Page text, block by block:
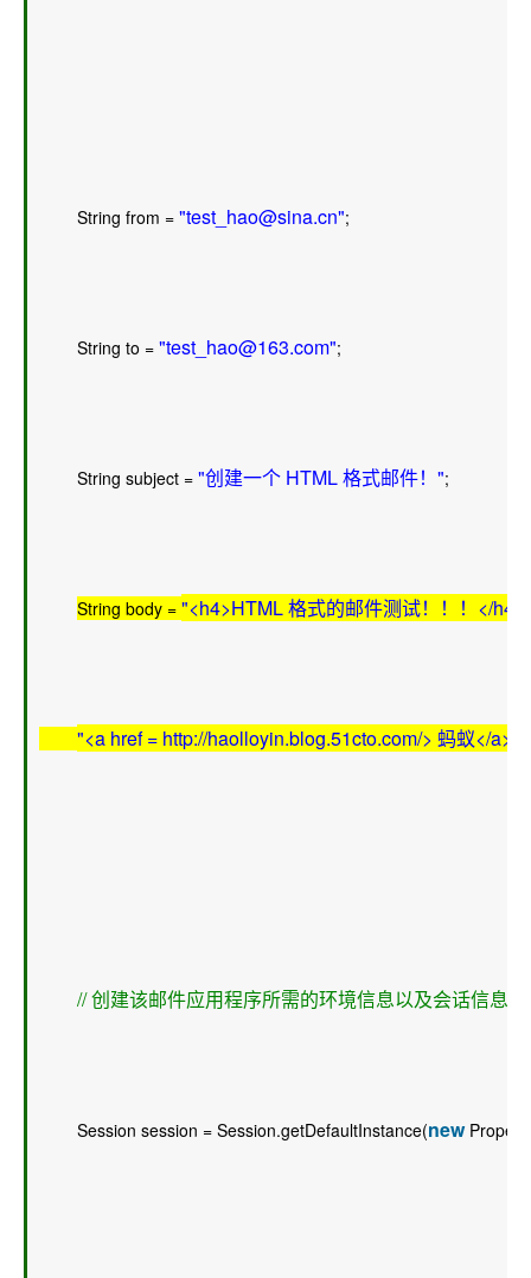
String from = "test_hao@sina.cn";
String to = "test_hao@163.com";
String subject = "创建一个 HTML 格式邮件！";
String body = "<h4>HTML 格式的邮件测试！！！</h4>
"<a href = http://haolloyin.blog.51cto.com/> 蚂蚁</a>"
// 创建该邮件应用程序所需的环境信息以及会话信息
Session session = Session.getDefaultInstance(new